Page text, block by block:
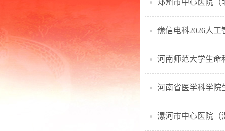
郑州市中心医院（
豫信电科2026人
河南师范大学生命
河南省医学科学院
漯河市中心医院（